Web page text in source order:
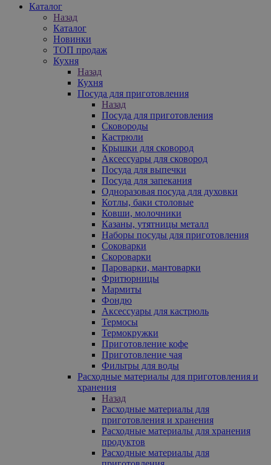
Каталог
Назад
Каталог
Новинки
ТОП продаж
Кухня
Назад
Кухня
Посуда для приготовления
Назад
Посуда для приготовления
Сковороды
Кастрюли
Крышки для сковород
Аксессуары для сковород
Посуда для выпечки
Посуда для запекания
Одноразовая посуда для духовки
Котлы, баки столовые
Ковши, молочники
Казаны, утятницы металл
Наборы посуды для приготовления
Соковарки
Скороварки
Пароварки, мантоварки
Фритюрницы
Мармиты
Фондю
Аксессуары для кастрюль
Термосы
Термокружки
Приготовление кофе
Приготовление чая
Фильтры для воды
Расходные материалы для приготовления и
хранения
Назад
Расходные материалы для
приготовления и хранения
Расходные материалы для хранения
продуктов
Расходные материалы для